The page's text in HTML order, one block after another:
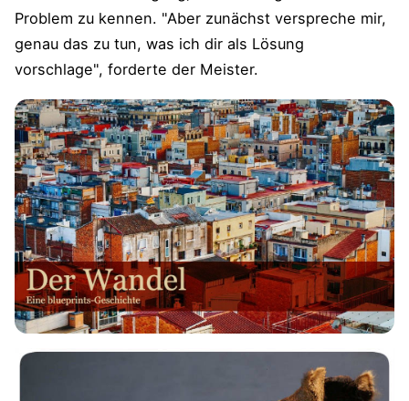
Problem zu kennen. "Aber zunächst verspreche mir,
genau das zu tun, was ich dir als Lösung
vorschlage", forderte der Meister.